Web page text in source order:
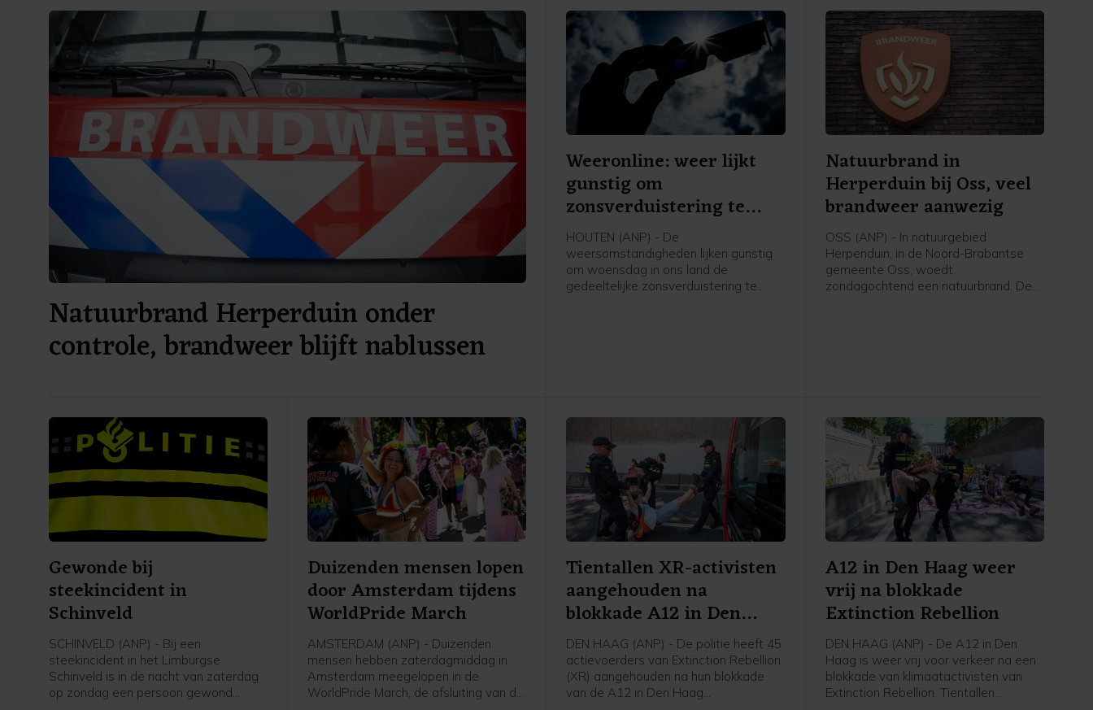
Natuurbrand Herperduin onder
controle, brandweer blijft nablussen
Weeronline: weer lijkt
gunstig om
zonsverduistering te
zien
HOUTEN (ANP) - De
weersomstandigheden lijken gunstig
om woensdag in ons land de
gedeeltelijke zonsverduistering te
Natuurbrand in
Herperduin bij Oss, veel
brandweer aanwezig
OSS (ANP) - In natuurgebied
Herpenduin, in de Noord-Brabantse
gemeente Oss, woedt
zondagochtend een natuurbrand. De
Gewonde bij
steekincident in
Schinveld
SCHINVELD (ANP) - Bij een
steekincident in het Limburgse
Schinveld is in de nacht van zaterdag
op zondag een persoon gewond
Duizenden mensen lopen
door Amsterdam tijdens
WorldPride March
AMSTERDAM (ANP) - Duizenden
mensen hebben zaterdagmiddag in
Amsterdam meegelopen in de
WorldPride March, de afsluiting van de
Tientallen XR-activisten
aangehouden na
blokkade A12 in Den
Haag
DEN HAAG (ANP) - De politie heeft 45
actievoerders van Extinction Rebellion
(XR) aangehouden na hun blokkade
van de A12 in Den Haag
A12 in Den Haag weer
vrij na blokkade
Extinction Rebellion
DEN HAAG (ANP) - De A12 in Den
Haag is weer vrij voor verkeer na een
blokkade van klimaatactivisten van
Extinction Rebellion. Tientallen